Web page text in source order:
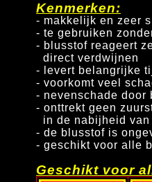
Kenmerken:
- makkelijk en zeer
- te gebruiken
- blusstof reageert
direct verdwijnen
- levert belangrijke
- voorkomt veel
- nevenschade
- onttrekt geen
in de nabijheid
- de blusstof is
- geschikt voor alle
Geschikt voor